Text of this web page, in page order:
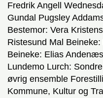
Fredrik Angell
Gundal Pugsley
Bestemor: Vera
Ristesund Mal
Beineke: Elias
Lundemo Lurch:
øvrig ensemble
Kommune, Kultur og